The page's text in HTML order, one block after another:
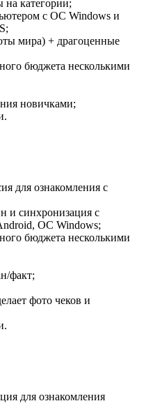
на категории;
с ОС Windows и
мира) + драгоценные
бюджета несколькими
новичками;
для ознакомления с
и синхронизация с
ОС Windows;
бюджета несколькими
факт;
фото чеков и
для ознакомления